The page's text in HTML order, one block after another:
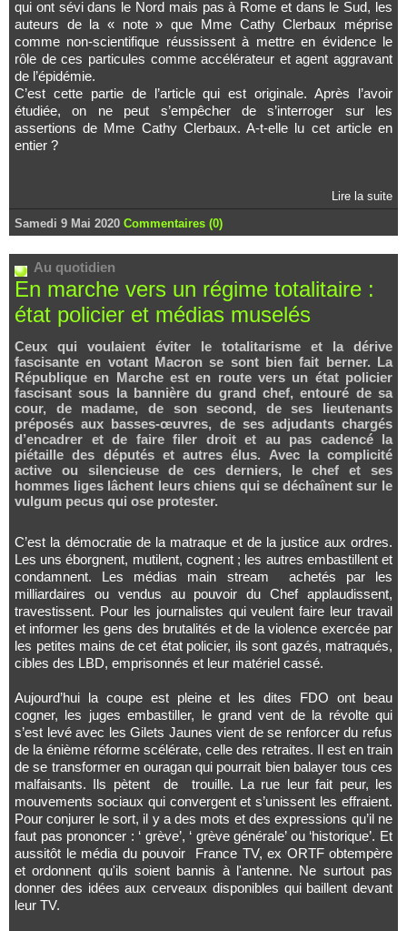
qui ont sévi dans le Nord mais pas à Rome et dans le Sud, les
auteurs de la « note » que Mme Cathy Clerbaux méprise
comme non-scientifique réussissent à mettre en évidence le
rôle de ces particules comme accélérateur et agent aggravant
de l’épidémie.
C’est cette partie de l’article qui est originale. Après l’avoir
étudiée, on ne peut s’empêcher de s’interroger sur les
assertions de Mme Cathy Clerbaux. A-t-elle lu cet article en
entier ?
Lire la suite
Samedi 9 Mai 2020 Commentaires (0)
Au quotidien
En marche vers un régime totalitaire :
état policier et médias muselés
Ceux qui voulaient éviter le totalitarisme et la dérive
fascisante en votant Macron se sont bien fait berner. La
République en Marche est en route vers un état policier
fascisant sous la bannière du grand chef, entouré de sa
cour, de madame, de son second, de ses lieutenants
préposés aux basses-œuvres, de ses adjudants chargés
d’encadrer et de faire filer droit et au pas cadencé la
piétaille des députés et autres élus. Avec la complicité
active ou silencieuse de ces derniers, le chef et ses
hommes liges lâchent leurs chiens qui se déchaînent sur le
vulgum pecus qui ose protester.
C’est la démocratie de la matraque et de la justice aux ordres.
Les uns éborgnent, mutilent, cognent ; les autres embastillent et
condamnent. Les médias main stream achetés par les
milliardaires ou vendus au pouvoir du Chef applaudissent,
travestissent. Pour les journalistes qui veulent faire leur travail
et informer les gens des brutalités et de la violence exercée par
les petites mains de cet état policier, ils sont gazés, matraqués,
cibles des LBD, emprisonnés et leur matériel cassé.
Aujourd’hui la coupe est pleine et les dites FDO ont beau
cogner, les juges embastiller, le grand vent de la révolte qui
s’est levé avec les Gilets Jaunes vient de se renforcer du refus
de la énième réforme scélérate, celle des retraites. Il est en train
de se transformer en ouragan qui pourrait bien balayer tous ces
malfaisants. Ils pètent de trouille. La rue leur fait peur, les
mouvements sociaux qui convergent et s’unissent les effraient.
Pour conjurer le sort, il y a des mots et des expressions qu’il ne
faut pas prononcer : ‘ grève’, ‘ grève générale’ ou ‘historique’. Et
aussitôt le média du pouvoir France TV, ex ORTF obtempère
et ordonnent qu'ils soient bannis à l'antenne. Ne surtout pas
donner des idées aux cerveaux disponibles qui baillent devant
leur TV.